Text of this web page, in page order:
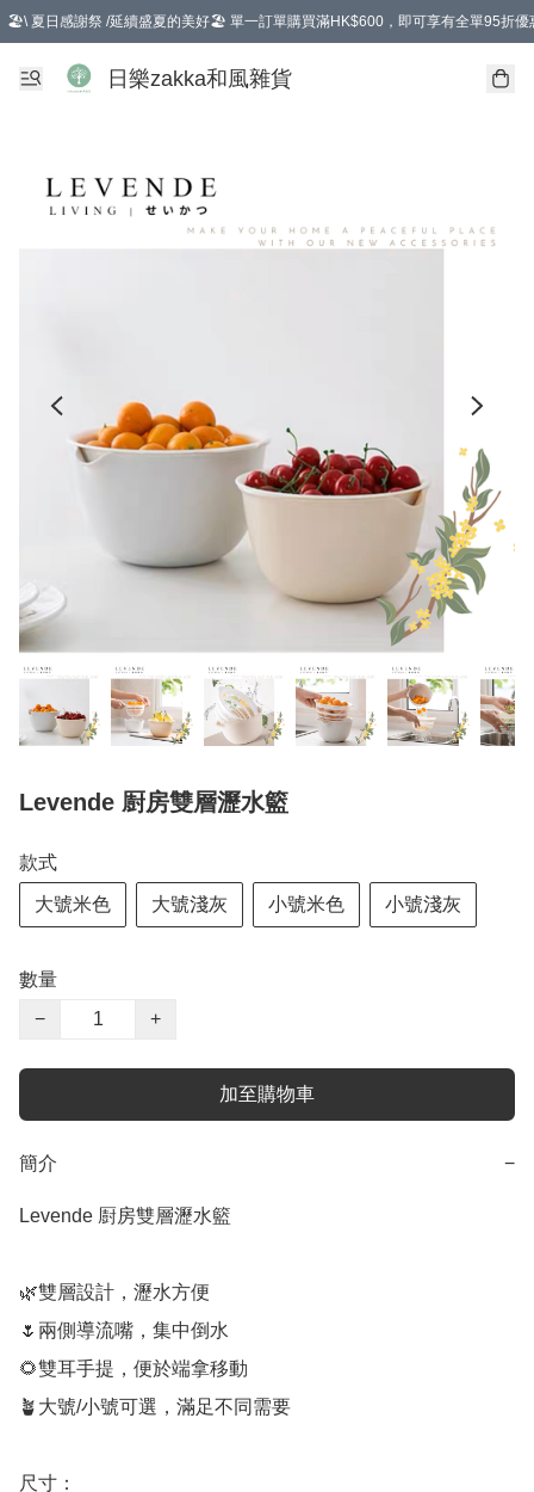
🏖️\ 夏日感謝祭 /延續盛夏的美好🏖️ 單一訂單購買滿HK$600，即可享有全單95折優
選擇GoGoX住宅/工商地址配送，單一訂單消費購物滿HK$680(折扣後），可享有
日樂zakka和風雜貨
Levende 㕑房雙層瀝水籃
款式
大號米色 大號淺灰 小號米色 小號淺灰
數量
−
+
加至購物車
簡介 −
Levende 㕑房雙層瀝水籃
🌿雙層設計，瀝水方便
🌷兩側導流嘴，集中倒水
🌻雙耳手提，便於端拿移動
🪴大號/小號可選，滿足不同需要
尺寸：